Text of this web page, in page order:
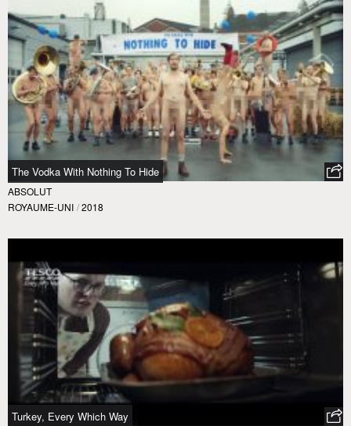
The Vodka With Nothing To Hide
ABSOLUT
ROYAUME-UNI / 2018
Turkey, Every Which Way